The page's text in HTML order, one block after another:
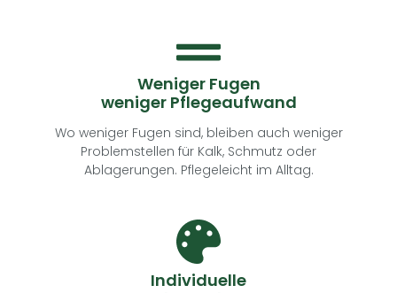
Weniger Fugen
weniger Pflegeaufwand
Wo weniger Fugen sind, bleiben auch weniger
Problemstellen für Kalk, Schmutz oder
Ablagerungen. Pflegeleicht im Alltag.
Individuelle